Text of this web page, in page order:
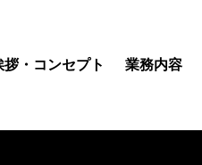
拶・コンセプト 業務内容